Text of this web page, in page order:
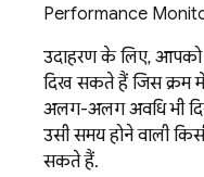
Performance
उदाहरण के लिए,
दिख सकते हैं जिस क्रम
अलग-अलग अवधि भी
उसी समय होने वाली
सकते हैं.